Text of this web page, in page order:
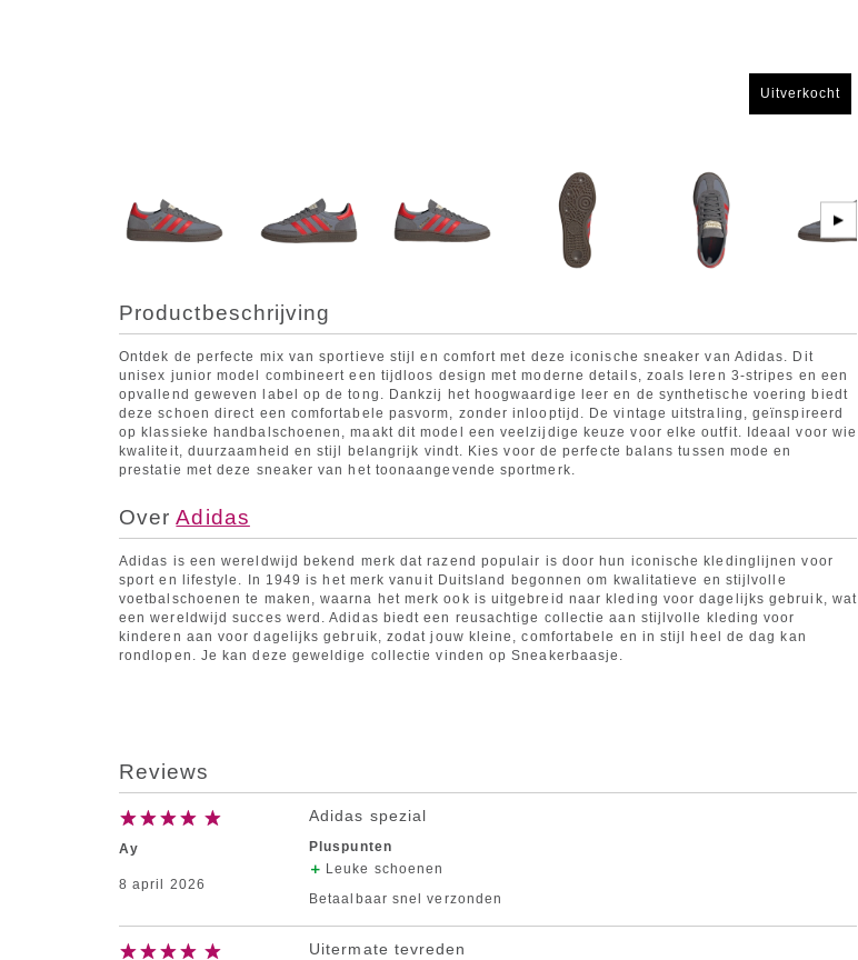
Uitverkocht
▶
Productbeschrijving
Ontdek de perfecte mix van sportieve stijl en comfort met deze iconische sneaker van Adidas. Dit
unisex junior model combineert een tijdloos design met moderne details, zoals leren 3-stripes en een
opvallend geweven label op de tong. Dankzij het hoogwaardige leer en de synthetische voering biedt
deze schoen direct een comfortabele pasvorm, zonder inlooptijd. De vintage uitstraling, geïnspireerd
op klassieke handbalschoenen, maakt dit model een veelzijdige keuze voor elke outfit. Ideaal voor wie
kwaliteit, duurzaamheid en stijl belangrijk vindt. Kies voor de perfecte balans tussen mode en
prestatie met deze sneaker van het toonaangevende sportmerk.
OverAdidas
Adidas is een wereldwijd bekend merk dat razend populair is door hun iconische kledinglijnen voor
sport en lifestyle. In 1949 is het merk vanuit Duitsland begonnen om kwalitatieve en stijlvolle
voetbalschoenen te maken, waarna het merk ook is uitgebreid naar kleding voor dagelijks gebruik, wat
een wereldwijd succes werd. Adidas biedt een reusachtige collectie aan stijlvolle kleding voor
kinderen aan voor dagelijks gebruik, zodat jouw kleine, comfortabele en in stijl heel de dag kan
rondlopen. Je kan deze geweldige collectie vinden op Sneakerbaasje.
Reviews
Ay
8 april 2026
Adidas spezial
Pluspunten
Leuke schoenen
Betaalbaar snel verzonden
Uitermate tevreden